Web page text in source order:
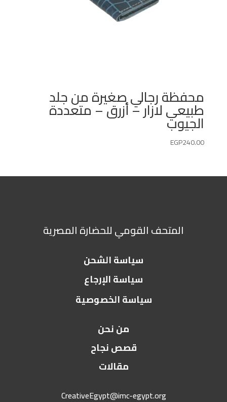
محفظة رجالي صغيرة من جلد
طبيعي لازار – أزرق – متعددة
الجيوب
EGP240.00
المتحف القومي للحضارة المصرية
سياسة الشحن
سياسة الإرجاع
سياسة الخصوصية
من نحن
قصص نجاح
مقالات
CreativeEgypt@imc-egypt.org